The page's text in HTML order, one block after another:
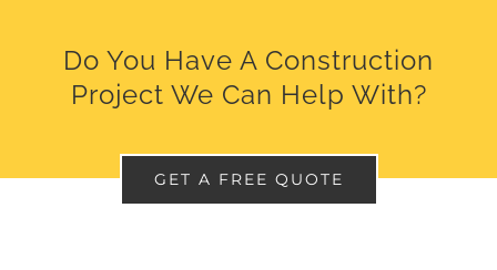
Do You Have A Construction
Project We Can Help With?
GET A FREE QUOTE